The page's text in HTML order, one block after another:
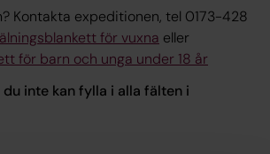
Kontakta expeditionen, tel 0173-428
för vuxna eller
för barn och unga under 18 år
inte kan fylla i alla fälten i